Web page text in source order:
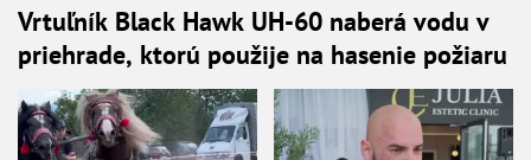
Vrtuľník Black Hawk UH-60 naberá vodu v
priehrade, ktorú použije na hasenie požiaru